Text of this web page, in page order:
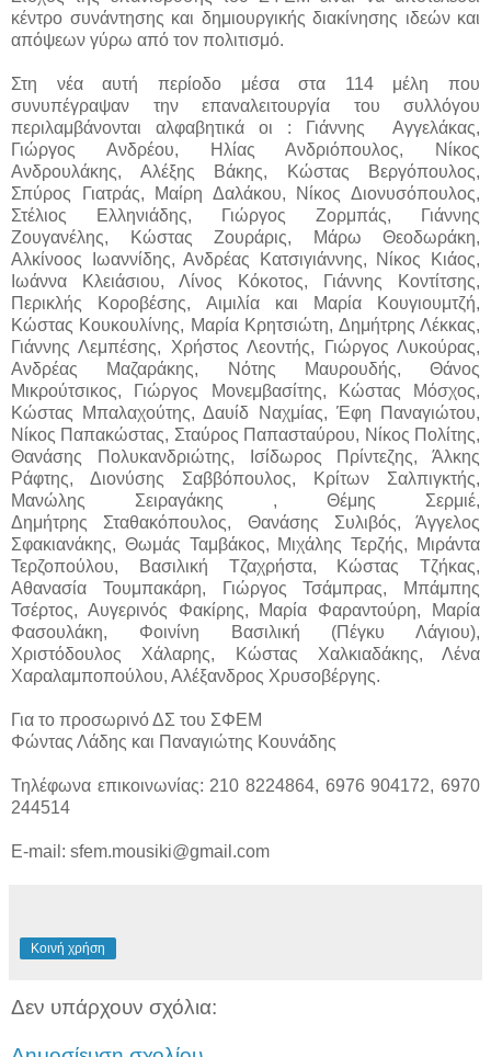
κέντρο συνάντησης και δημιουργικής διακίνησης ιδεών και
απόψεων γύρω από τον πολιτισμό.
Στη νέα αυτή περίοδο μέσα στα 114 μέλη που
συνυπέγραψαν την επαναλειτουργία του συλλόγου
περιλαμβάνονται αλφαβητικά οι : Γιάννης Αγγελάκας,
Γιώργος Ανδρέου, Ηλίας Ανδριόπουλος, Νίκος
Ανδρουλάκης, Αλέξης Βάκης, Κώστας Βεργόπουλος,
Σπύρος Γιατράς, Μαίρη Δαλάκου, Νίκος Διονυσόπουλος,
Στέλιος Ελληνιάδης, Γιώργος Ζορμπάς, Γιάννης
Ζουγανέλης, Κώστας Ζουράρις, Μάρω Θεοδωράκη,
Αλκίνοος Ιωαννίδης, Ανδρέας Κατσιγιάννης, Νίκος Κιάος,
Ιωάννα Κλειάσιου, Λίνος Κόκοτος, Γιάννης Κοντίτσης,
Περικλής Κοροβέσης, Αιμιλία και Μαρία Κουγιουμτζή,
Κώστας Κουκουλίνης, Μαρία Κρητσιώτη, Δημήτρης Λέκκας,
Γιάννης Λεμπέσης, Χρήστος Λεοντής, Γιώργος Λυκούρας,
Ανδρέας Μαζαράκης, Νότης Μαυρουδής, Θάνος
Μικρούτσικος, Γιώργος Μονεμβασίτης, Κώστας Μόσχος,
Κώστας Μπαλαχούτης, Δαυίδ Ναχμίας, Έφη Παναγιώτου,
Νίκος Παπακώστας, Σταύρος Παπασταύρου, Νίκος Πολίτης,
Θανάσης Πολυκανδριώτης, Ισίδωρος Πρίντεζης, Άλκης
Ράφτης, Διονύσης Σαββόπουλος, Κρίτων Σαλπιγκτής,
Μανώλης Σειραγάκης , Θέμης Σερμιέ,
Δημήτρης Σταθακόπουλος, Θανάσης Συλιβός, Άγγελος
Σφακιανάκης, Θωμάς Ταμβάκος, Μιχάλης Τερζής, Μιράντα
Τερζοπούλου, Βασιλική Τζαχρήστα, Κώστας Τζήκας,
Αθανασία Τουμπακάρη, Γιώργος Τσάμπρας, Μπάμπης
Τσέρτος, Αυγερινός Φακίρης, Μαρία Φαραντούρη, Μαρία
Φασουλάκη, Φοινίνη Βασιλική (Πέγκυ Λάγιου),
Χριστόδουλος Χάλαρης, Κώστας Χαλκιαδάκης, Λένα
Χαραλαμποπούλου, Αλέξανδρος Χρυσοβέργης.
Για το προσωρινό ΔΣ του ΣΦΕΜ
Φώντας Λάδης και Παναγιώτης Κουνάδης
Τηλέφωνα επικοινωνίας: 210 8224864, 6976 904172, 6970
244514
Ε-mail : sfem.mousiki@gmail .com
Κοινή χρήση
Δεν υπάρχουν σχόλια: